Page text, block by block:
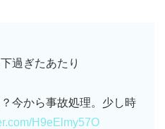
過ぎたあたり
今から事故処理。少し時
H9eElmy57O